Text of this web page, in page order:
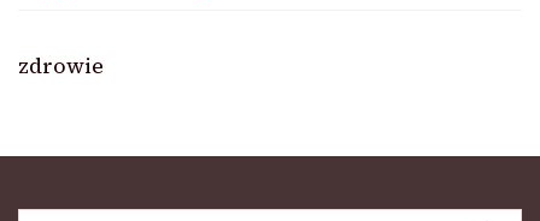
zdrowie